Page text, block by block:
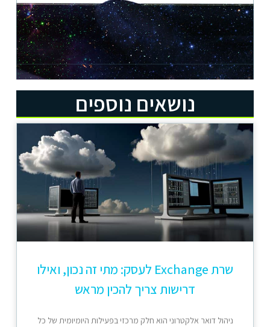
נושאים נוספים
שרת Exchange לעסק: מתי זה נכון, ואילו
דרישות צריך להכין מראש
ניהול דואר אלקטרוני הוא חלק מרכזי בפעילות היומיומית של כל